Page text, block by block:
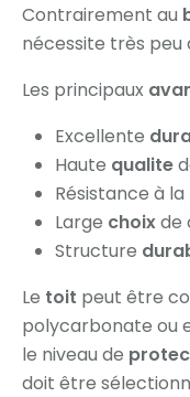
Contrairement au
nécessite très peu
Les principaux
Excellente
Haute qualite
Résistance à la
Large choixde
Structure
Le toit peut être
polycarbonate ou
le niveau de
doit être